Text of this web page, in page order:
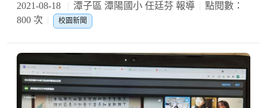
2021-08-18 潭子區 潭陽國小 任廷芬 報導
點閱數：
800 次
校園新聞